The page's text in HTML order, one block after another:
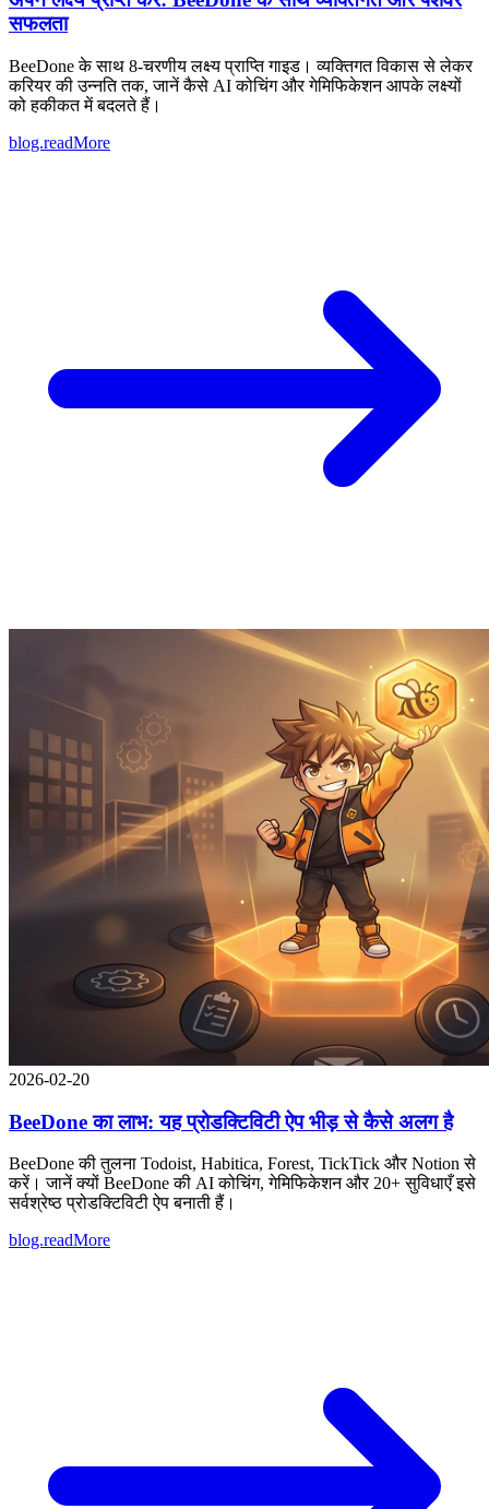
सफलता
BeeDone के साथ 8-चरणीय लक्ष्य प्राप्ति गाइड। व्यक्तिगत विकास से लेकर
करियर की उन्नति तक, जानें कैसे AI कोचिंग और गेमिफिकेशन आपके लक्ष्यों
को हकीकत में बदलते हैं।
blog.readMore
2026-02-20
BeeDone का लाभ: यह प्रोडक्टिविटी ऐप भीड़ से कैसे अलग है
BeeDone की तुलना Todoist, Habitica, Forest, TickTick और Notion से
करें। जानें क्यों BeeDone की AI कोचिंग, गेमिफिकेशन और 20+ सुविधाएँ इसे
सर्वश्रेष्ठ प्रोडक्टिविटी ऐप बनाती हैं।
blog.readMore